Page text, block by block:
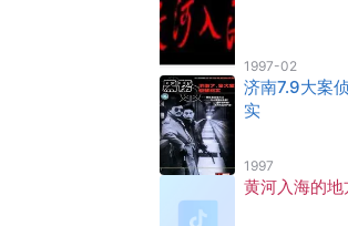
1997-02
济南7.9大案
实
1997
黄河入海的地